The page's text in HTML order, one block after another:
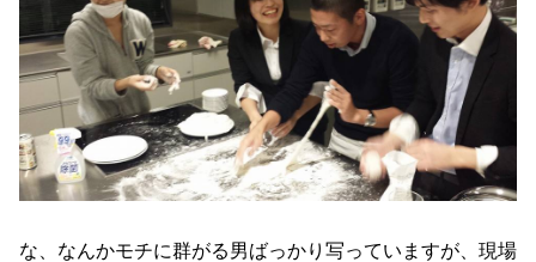
な、なんかモチに群がる男ばっかり写っていますが、現場